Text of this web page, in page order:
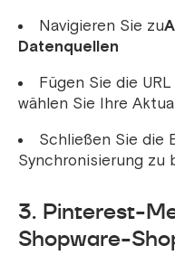
Navigieren Sie zu
Datenquellen
Fügen Sie die
wählen Sie Ihre
Schließen Sie die
Synchronisierung zu
3. Pinterest-
Shopware-